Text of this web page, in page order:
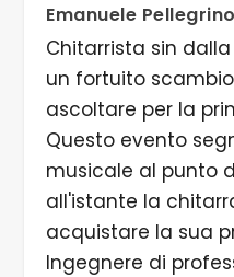
Emanuele Pellegrino
Chitarrista sin
un fortuito
ascoltare per la
Questo evento
musicale al punto
all'istante la
acquistare la sua
Ingegnere di